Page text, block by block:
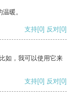
暖。
支持[0] 反对[0]
如，我可以使用它来
支持[0] 反对[0]